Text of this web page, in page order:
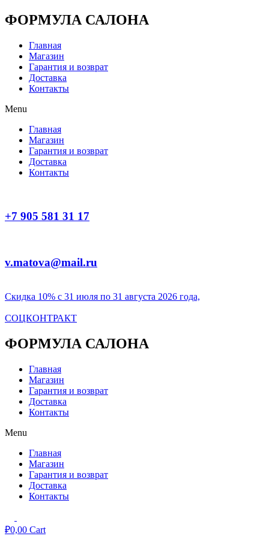
Перейти
к
ФОРМУЛА САЛОНА
Главная
Магазин
Гарантия и возврат
Доставка
Контакты
Menu
Главная
Магазин
Гарантия и возврат
Доставка
Контакты
+7 905 581 31 17
v.matova@mail.ru
Скидка 10% с 31 июля по 31 августа 2026 года,
СОЦКОНТРАКТ
ФОРМУЛА САЛОНА
Главная
Магазин
Гарантия и возврат
Доставка
Контакты
Menu
Главная
Магазин
Гарантия и возврат
Доставка
Контакты
₽0,00 Cart